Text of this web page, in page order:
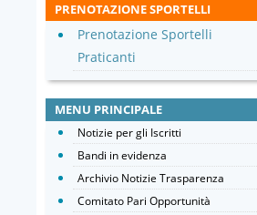
PRENOTAZIONE SPORTELLI
Prenotazione Sportelli
Praticanti
MENU PRINCIPALE
Notizie per gli Iscritti
Bandi in evidenza
Archivio Notizie Trasparenza
Comitato Pari Opportunità